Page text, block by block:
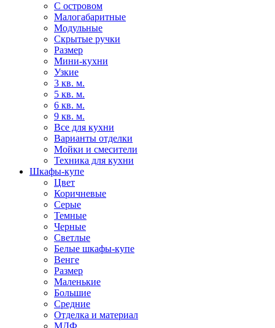
С островом
Малогабаритные
Модульные
Скрытые ручки
Размер
Мини-кухни
Узкие
3 кв. м.
5 кв. м.
6 кв. м.
9 кв. м.
Все для кухни
Варианты отделки
Мойки и смесители
Техника для кухни
Шкафы-купе
Цвет
Коричневые
Серые
Темные
Черные
Светлые
Белые шкафы-купе
Венге
Размер
Маленькие
Большие
Средние
Отделка и материал
МДФ